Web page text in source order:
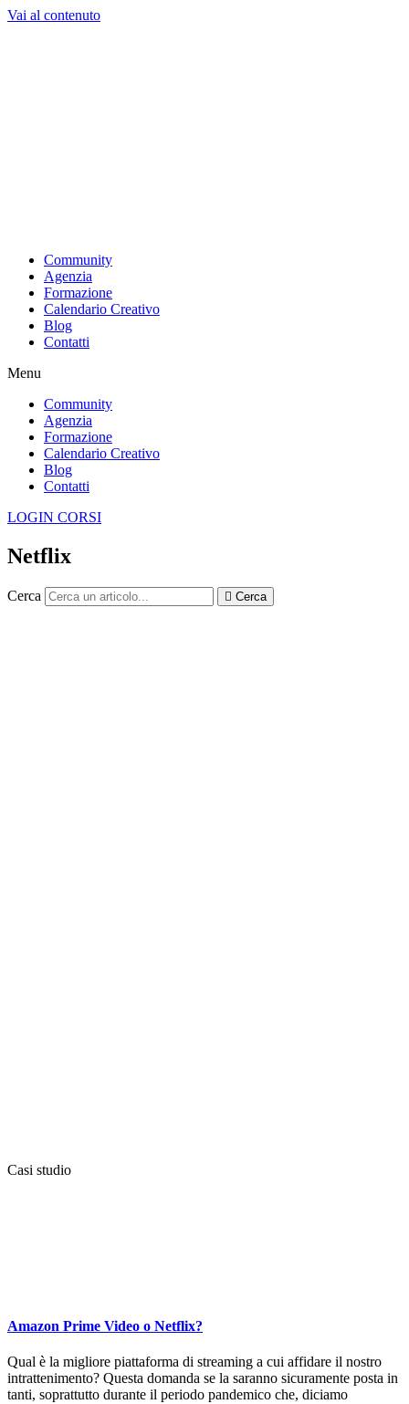
Vai al contenuto
Community
Agenzia
Formazione
Calendario Creativo
Blog
Contatti
Menu
Community
Agenzia
Formazione
Calendario Creativo
Blog
Contatti
LOGIN CORSI
Netflix
Cerca Cerca
Casi studio
Amazon Prime Video o Netflix?
Qual è la migliore piattaforma di streaming a cui affidare il nostro
intrattenimento? Questa domanda se la saranno sicuramente posta in
tanti, soprattutto durante il periodo pandemico che, diciamo